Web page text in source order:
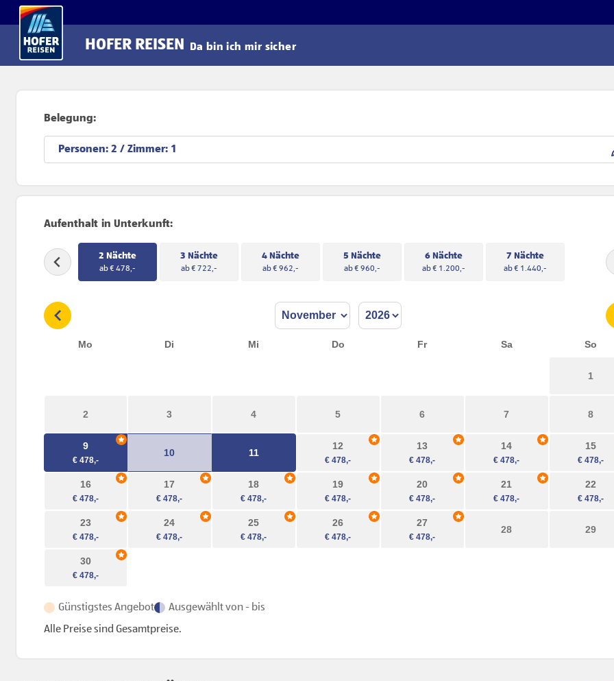
Direkt zum Hauptinhalt
HOFER REISEN Da bin ich mir sicher
Belegung:
Personen: / Zimmer:
Aufenthalt in Unterkunft:
2 Nächte
ab € 478,-
3 Nächte
ab € 722,-
4 Nächte
ab € 962,-
5 Nächte
ab € 960,-
6 Nächte
ab € 1.200,-
7 Nächte
ab € 1.440,-
Mo Di Mi Do Fr Sa So
1
2 3 4 5 6 7 8
9
10 11
12 13 14 15
16 17 18 19 20 21 22
23 24 25 26 27
28 29
30
Günstigstes Angebot
Ausgewählt von - bis
Alle Preise sind Gesamtpreise.